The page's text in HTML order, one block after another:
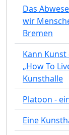
Das
wir
Bremen
Kann
„How To
Kunsthalle
Platoon -
Eine